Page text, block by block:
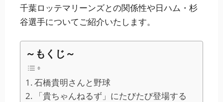
千葉ロッテマリーンズとの関係性や日ハム・杉
谷選手についてご紹介いたします。
～もくじ～
石橋貴明さんと野球
「貴ちゃんねるず」にたびたび登場する